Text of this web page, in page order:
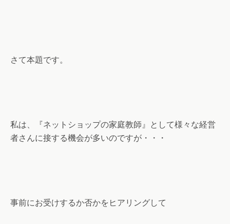
さて本題です。
私は、『ネットショップの家庭教師』として様々な経営
者さんに接する機会が多いのですが・・・
事前にお受けするか否かをヒアリングして